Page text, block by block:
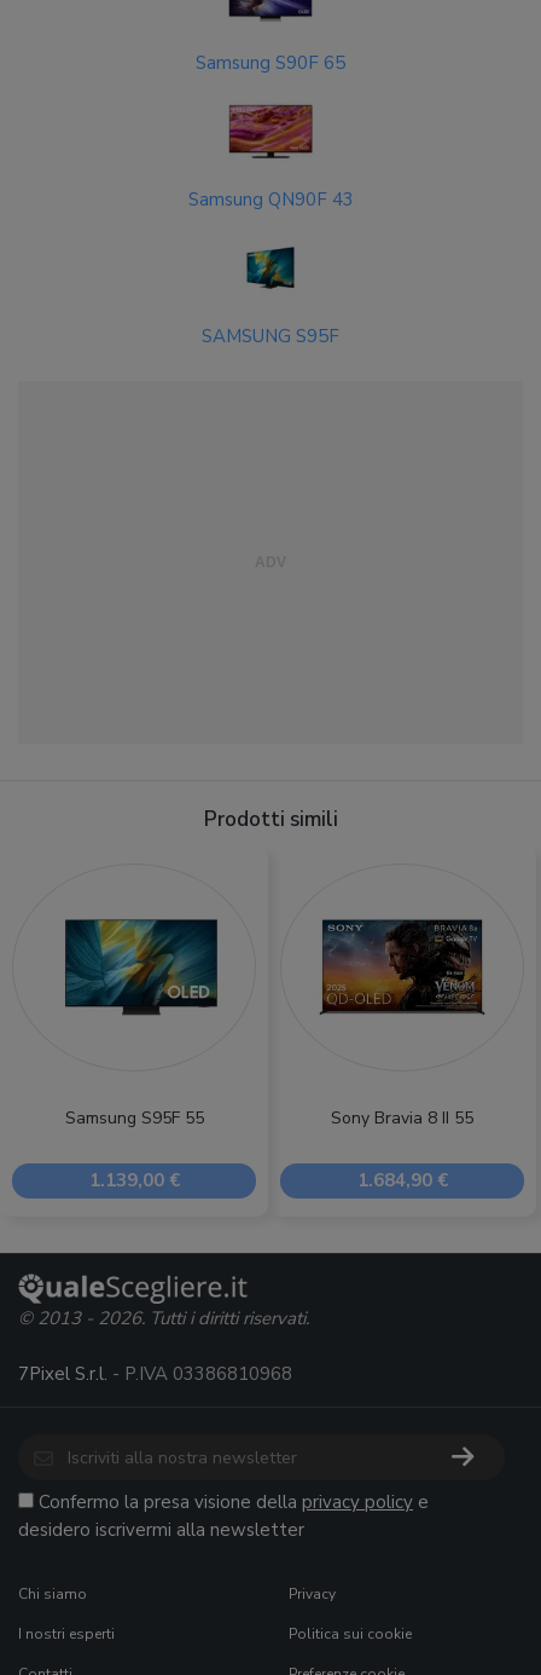
Samsung S90F 65
Samsung QN90F 43
SAMSUNG S95F
Prodotti simili
Samsung S95F 55
1.139,00 €
Sony Bravia 8 II 55
1.684,90 €
© 2013 - 2026. Tutti i diritti riservati.
7Pixel S.r.l. - P.IVA 03386810968
Confermo la presa visione della privacy policy e
desidero iscrivermi alla newsletter
Chi siamo
I nostri esperti
Privacy
Politica sui cookie